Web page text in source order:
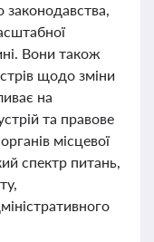
Вони також
щодо зміни
на
та правове
місцевої
спектр питань,